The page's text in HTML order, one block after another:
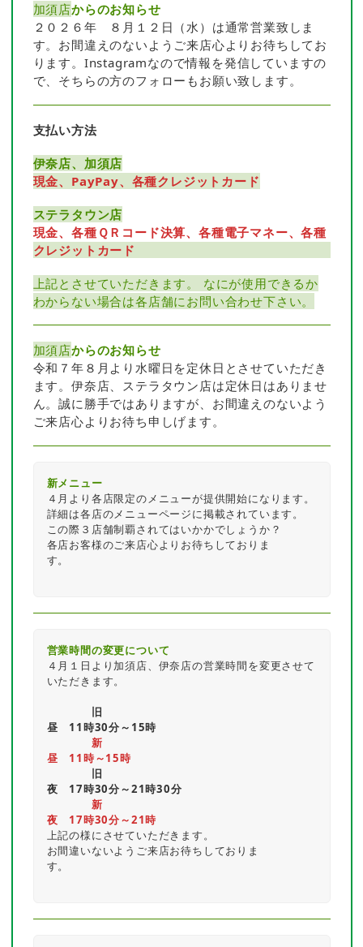
加須店からのお知らせ
２０２６年 ８月１２日（水）は通常営業致しま
す。お間違えのないようご来店心よりお待ちしてお
ります。Instagramなので情報を発信していますの
で、そちらの方のフォローもお願い致します。
支払い方法
伊奈店、加須店
現金、PayPay、各種クレジットカード
ステラタウン店
現金、各種ＱＲコード決算、各種電子マネー、各種
クレジットカード
上記とさせていただきます。 なにが使用できるか
わからない場合は各店舗にお問い合わせ下さい。
加須店からのお知らせ
令和７年８月より水曜日を定休日とさせていただき
ます。伊奈店、ステラタウン店は定休日はありませ
ん。誠に勝手ではありますが、お間違えのないよう
ご来店心よりお待ち申しげます。
新メニュー
４月より各店限定のメニューが提供開始になります。
詳細は各店のメニューページに掲載されています。
この際３店舗制覇されてはいかかでしょうか？
各店お客様のご来店心よりお待ちしておりま
す。
営業時間の変更について
４月１日より加須店、伊奈店の営業時間を変更させて
いただきます。
旧
昼　11時30分～15時
新
昼　11時～15時
旧
夜　17時30分～21時30分
新
夜　17時30分～21時
上記の様にさせていただきます。
お間違いないようご来店お待ちしておりま
す。